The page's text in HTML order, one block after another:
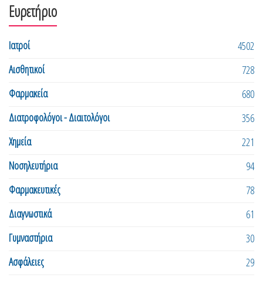
Ευρετήριο
Ιατροί
4502
Αισθητικοί
728
Φαρμακεία
680
Διατροφολόγοι - Διαιτολόγοι
356
Χημεία
221
Νοσηλευτήρια
94
Φαρμακευτικές
78
Διαγνωστικά
61
Γυμναστήρια
30
Ασφάλειες
29